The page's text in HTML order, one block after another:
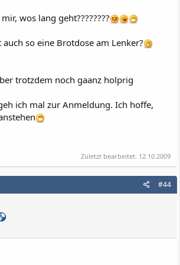
wos lang geht????????
so eine Brotdose am Lenker?
trotzdem noch gaanz holprig
ich mal zur Anmeldung. Ich hoffe,
Zuletzt bearbeitet: 12.10.2009
#44